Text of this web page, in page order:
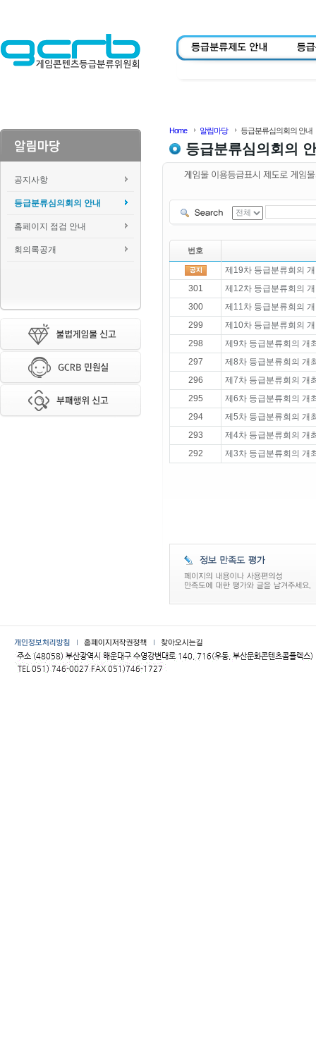
공지사항
등급분류심의회의 안내
홈페이지 점검 안내
회의록공개
Home 알림마당 등급분류심의회의 안내
등급분류심의회의
번호
제19차 등급분류회의
301
제12차 등급분류회의
300
제11차 등급분류회의
299
제10차 등급분류회의
298
제9차 등급분류회의 개
297
제8차 등급분류회의 개
296
제7차 등급분류회의 개
295
제6차 등급분류회의 개
294
제5차 등급분류회의 개
293
제4차 등급분류회의 개
292
제3차 등급분류회의 개